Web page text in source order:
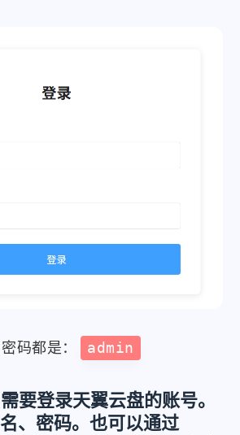
码都是： admin
要登录天翼云盘的账号。
、密码。也可以通过